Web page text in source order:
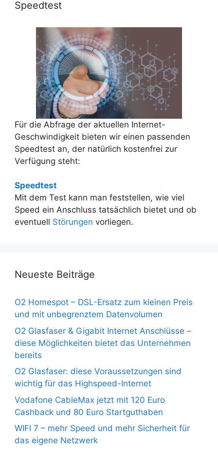
Speedtest
Für die Abfrage der aktuellen Internet-
Geschwindigkeit bieten wir einen passenden
Speedtest an, der natürlich kostenfrei zur
Verfügung steht:
Speedtest
Mit dem Test kann man feststellen, wie viel
Speed ein Anschluss tatsächlich bietet und ob
eventuell Störungen vorliegen.
Neueste Beiträge
O2 Homespot – DSL-Ersatz zum kleinen Preis
und mit unbegrenztem Datenvolumen
O2 Glasfaser & Gigabit Internet Anschlüsse –
diese Möglichkeiten bietet das Unternehmen
bereits
O2 Glasfaser: diese Voraussetzungen sind
wichtig für das Highspeed-Internet
Vodafone CableMax jetzt mit 120 Euro
Cashback und 80 Euro Startguthaben
WIFI 7 – mehr Speed und mehr Sicherheit für
das eigene Netzwerk